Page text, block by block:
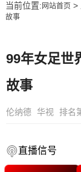
当前位置: 网站首页>
故事
99年女足世
故事
伦纳德 华视 排名
直播信号